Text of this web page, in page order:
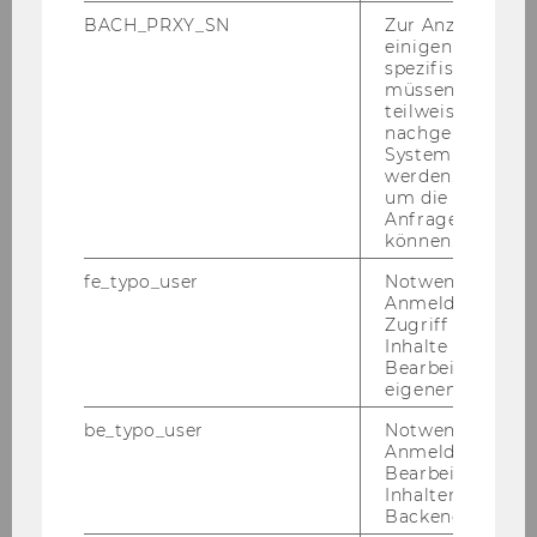
BACH_PRXY_SN
Zur Anzeige von
einigen WU-
spezifischen
müssen
teilweise von
nachgelagerten
System
werden.
um die Antwort
Anfrage
können.
fe_typo_user
Notwendig für
Anmeldung und
Zugriff auf
Inhalte oder zur
Bearbeitung des
eigenen Profils.
be_typo_user
Notwendig für
Anmeldung und
Bearbeitung von
Inhalten im
Backend.